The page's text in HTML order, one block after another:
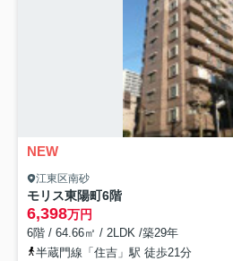
NEW
江東区南砂
モリス東陽町6階
6,398万円
6階 / 64.66㎡ / 2LDK /築29年
半蔵門線「住吉」駅 徒歩21分